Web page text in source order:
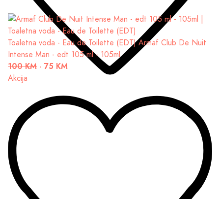
Toaletna voda - Eau de Toilette (EDT) Armaf Club De Nuit
Intense Man - edt 105 ml - 105ml
100 KM - 75 KM
Akcija